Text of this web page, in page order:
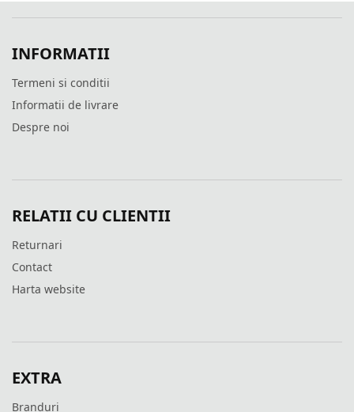
INFORMATII
Termeni si conditii
Informatii de livrare
Despre noi
RELATII CU CLIENTII
Returnari
Contact
Harta website
EXTRA
Branduri